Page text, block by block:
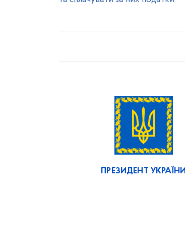
ПРЕЗИДЕНТ УКРАЇНИ